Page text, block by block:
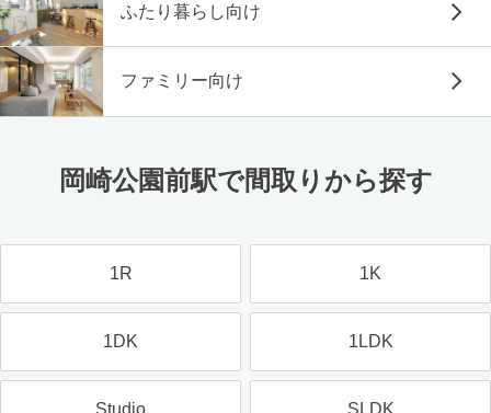
ふたり暮らし向け
ファミリー向け
岡崎公園前駅で間取りから探す
1R 1K
1DK 1LDK
Studio SLDK